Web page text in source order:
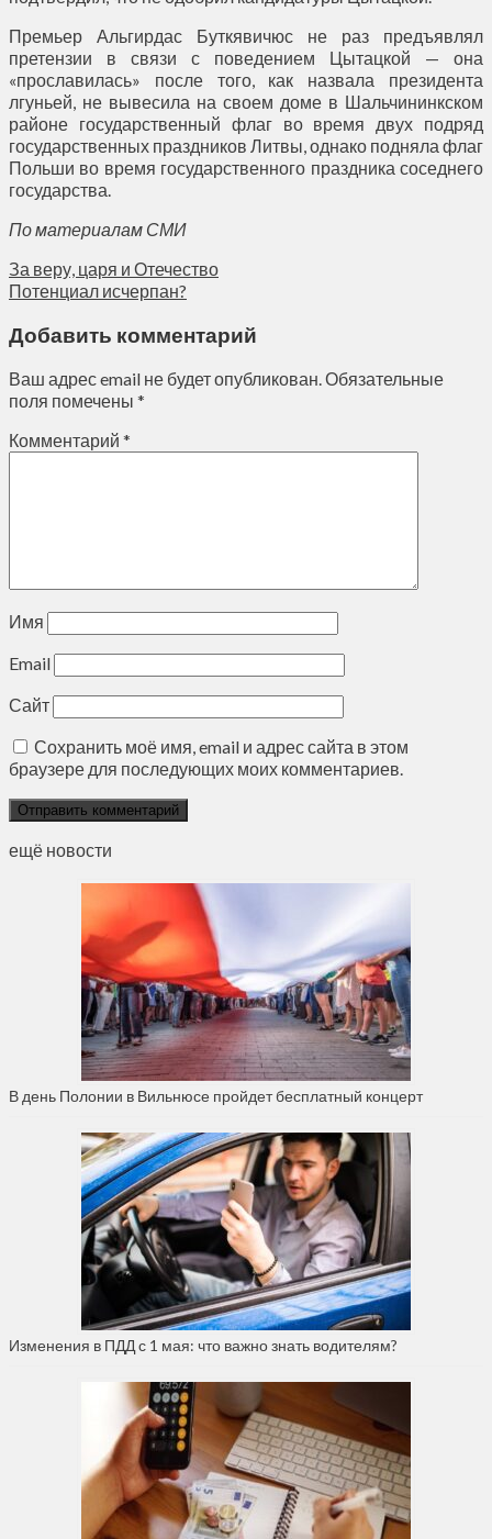
Премьер Альгирдас Буткявичюс не раз предъявлял
претензии в связи с поведением Цытацкой — она
«прославилась» после того, как назвала президента
лгуньей, не вывесила на своем доме в Шальчининкском
районе государственный флаг во время двух подряд
государственных праздников Литвы, однако подняла флаг
Польши во время государственного праздника соседнего
государства.
По материалам СМИ
За веру, царя и Отечество
Потенциал исчерпан?
Добавить комментарий
Ваш адрес email не будет опубликован.Обязательные
поля помечены *
Комментарий *
Имя
Email
Сайт
Сохранить моё имя, email и адрес сайта в этом
браузере для последующих моих комментариев.
ещё новости
В день Полонии в Вильнюсе пройдет бесплатный концерт
Изменения в ПДД с 1 мая: что важно знать водителям?